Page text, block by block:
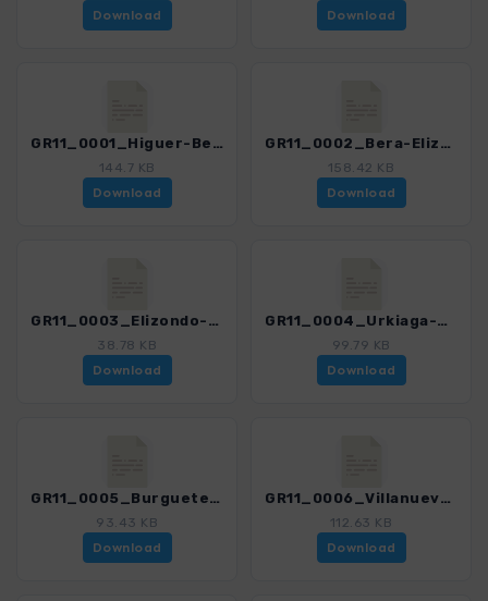
Download
Download
GR11_0001_Higuer-Bera_4487_1.gpx
144.7 KB
Download
GR11_0002_Bera-Elizondo_4487_1.gpx
158.42 KB
Download
GR11_0003_Elizondo-Puerto Urkiaga_4487_1.gpx
38.78 KB
Download
GR11_0004_Urkiaga-Burguete_4487_1.gpx
99.79 KB
Download
GR11_0005_Burguete-Villanueva de Aezkoa_4487_1.gpx
93.43 KB
Download
GR11_0006_Villanueva de Aezkoa-Ochagavia_4487_1.gpx
112.63 KB
Download